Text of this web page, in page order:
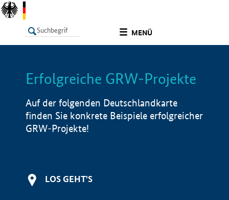
MENÜ
LISTE Info
Erfolgreiche GRW-Projekte
Auf der folgenden Deutschlandkarte
finden Sie konkrete Beispiele erfolgreicher
GRW-Projekte!
LOS GEHT'S